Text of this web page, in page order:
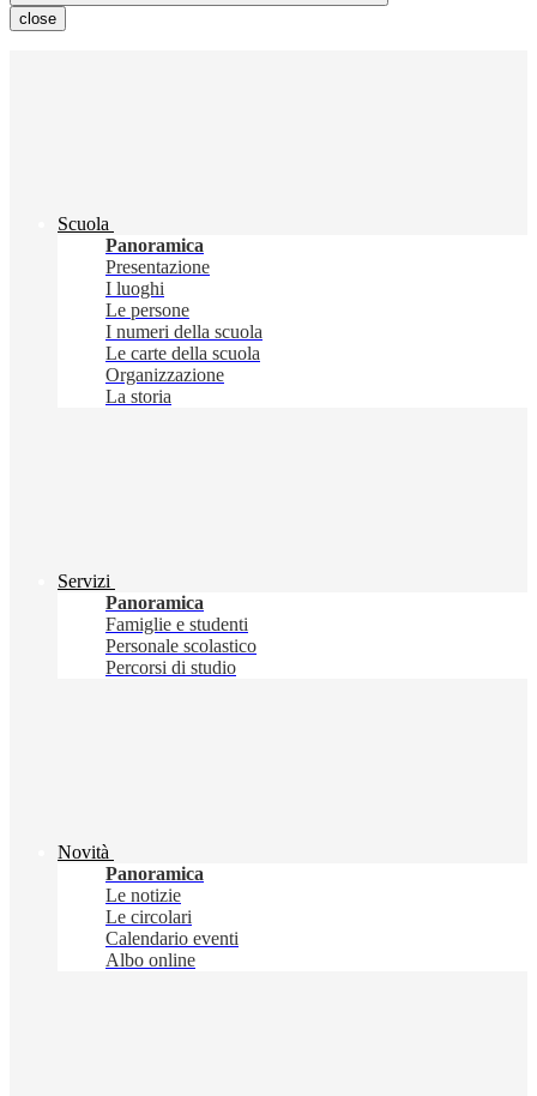
close
Scuola
Panoramica
Presentazione
I luoghi
Le persone
I numeri della scuola
Le carte della scuola
Organizzazione
La storia
Servizi
Panoramica
Famiglie e studenti
Personale scolastico
Percorsi di studio
Novità
Panoramica
Le notizie
Le circolari
Calendario eventi
Albo online